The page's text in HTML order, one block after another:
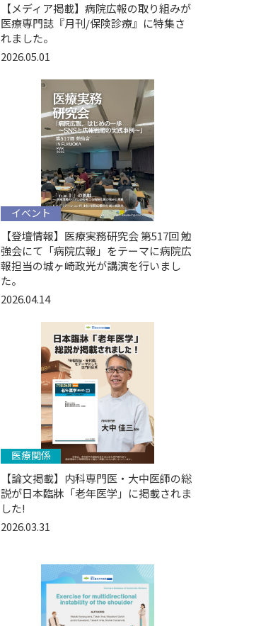
【メディア掲載】病院広報の取り組みが
医療専門誌『月刊/保険診療』に特集さ
れました。
2026.05.01
イベント
【登壇情報】医療実務研究会 第517回 勉
強会にて「病院広報」をテーマに病院広
報担当の城ヶ崎政光が講演を行いまし
た。
2026.04.14
医療関係
【論文掲載】内科専門医・大中医師の総
説が日本臨牀「老年医学」に掲載されま
した!
2026.03.31